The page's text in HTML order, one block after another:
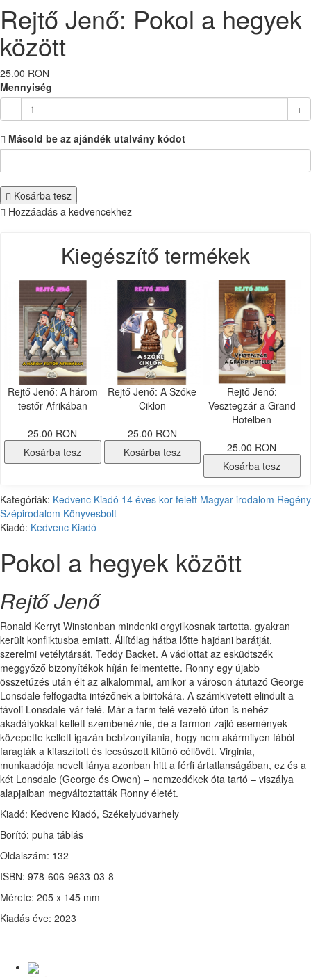
Rejtő Jenő: Pokol a hegyek
között
25.00 RON
Mennyiség
-
+
Másold be az ajándék utalvány kódot
Kosárba tesz
Hozzáadás a kedvencekhez
Kiegészítő termékek
Rejtő Jenő: A három
testőr Afrikában
25.00 RON
Kosárba tesz
Rejtő Jenő: A Szőke
Ciklon
25.00 RON
Kosárba tesz
Rejtő Jenő:
Vesztegzár a Grand
Hotelben
25.00 RON
Kosárba tesz
Kategóriák: Kedvenc Kiadó 14 éves kor felett Magyar irodalom Regény
Szépirodalom Könyvesbolt
Kiadó: Kedvenc Kiadó
Pokol a hegyek között
Rejtő Jenő
Ronald Kerryt Winstonban mindenki orgyilkosnak tartotta, gyakran
került konfliktusba emiatt. Állítólag hátba lőtte hajdani barátját,
szerelmi vetélytársát, Teddy Backet. A vádlottat az esküdtszék
meggyőző bizonyítékok híján felmentette. Ronny egy újabb
összetűzés után élt az alkalommal, amikor a városon átutazó George
Lonsdale felfogadta intézőnek a birtokára. A számkivetett elindult a
távoli Lonsdale-vár felé. Már a farm felé vezető úton is nehéz
akadályokkal kellett szembenéznie, de a farmon zajló események
közepette kellett igazán bebizonyítania, hogy nem akármilyen fából
faragták a kitaszított és lecsúszott kitűnő céllövőt. Virginia,
munkaadója nevelt lánya azonban hitt a férfi ártatlanságában, ez és a
két Lonsdale (George és Owen) – nemzedékek óta tartó – viszálya
alapjaiban megváltoztatták Ronny életét.
Kiadó: Kedvenc Kiadó, Székelyudvarhely
Borító: puha táblás
Oldalszám: 132
ISBN: 978-606-9633-03-8
Mérete: 205 x 145 mm
Kiadás éve: 2023